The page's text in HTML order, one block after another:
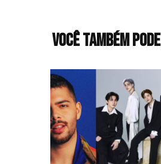
Você também